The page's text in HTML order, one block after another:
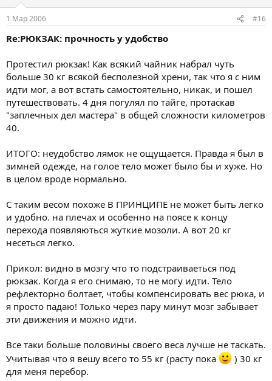
1 Мар 2006 #16
Re:РЮКЗАК: прочность у удобство
Протестил рюкзак! Как всякий чайник набрал чуть
больше 30 кг всякой бесполезной хрени, так что я с ним
идти мог, а вот встать самостоятельно, никак, и пошел
путешествовать. 4 дня погулял по тайге, протаскав
"заплечных дел мастера" в общей сложности километров
40.
ИТОГО: неудобство лямок не ощущается. Правда я был в
зимней одежде, на голое тело может было бы и хуже. Но
в целом вроде нормально.
С таким весом похоже В ПРИНЦИПЕ не может быть легко
и удобно. на плечах и особенно на поясе к концу
перехода появляються жуткие мозоли. А вот 20 кг
несеться легко.
Прикол: видно в мозгу что то подстраиваеться под
рюкзак. Когда я его снимаю, то не могу идти. Тело
рефлекторно болтает, чтобы компенсировать вес рюка, и
я просто падаю! Только через пару минут мозг забывает
эти движения и можно идти.
Все таки больше половины своего веса лучше не таскать.
Учитывая что я вешу всего то 55 кг (расту пока
) 30 кг
для меня перебор.